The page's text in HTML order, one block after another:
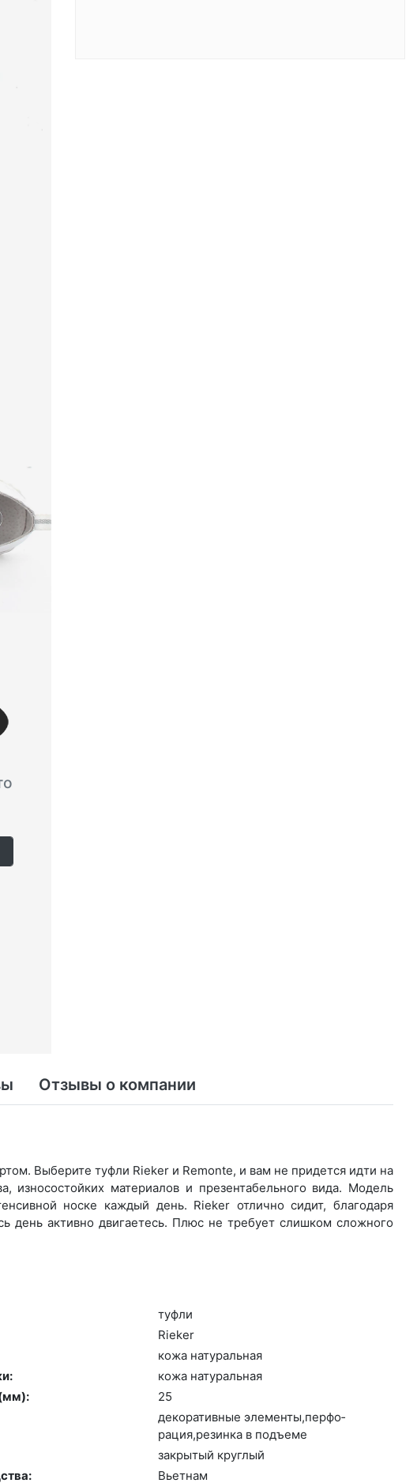
Отзывы о компании
Выберите туф­ли Rieker и Remonte, и вам не придется идти на
материалов и презентабельного вида. Модель
носке каждый день. Ri­eker отлично сидит, благодаря
день активно двигаетесь. Плюс не требует слишком сложного
туф­ли
Ri­eker
ко­жа на­тураль­ная
ко­жа на­тураль­ная
25
де­кора­тив­ные эле­мен­ты,пер­фо­
рация,ре­зин­ка в подъ­еме
зак­ры­тый круг­лый
Вь­ет­нам